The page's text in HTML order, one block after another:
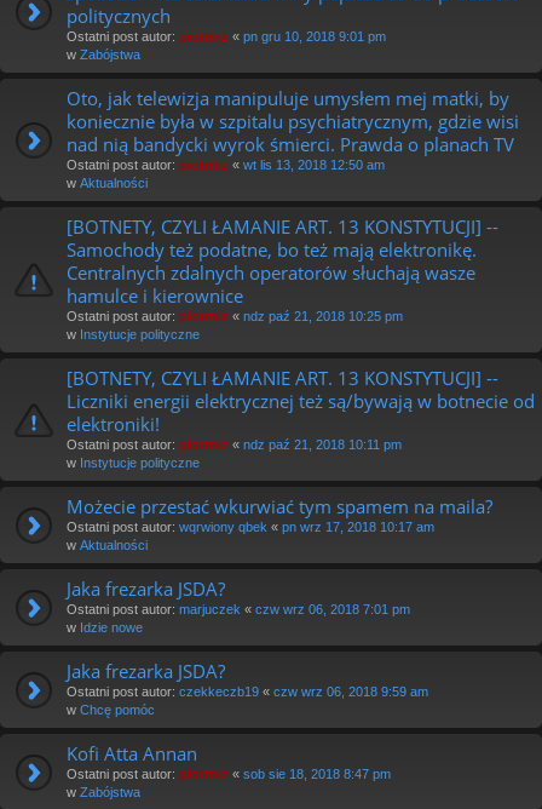
politycznych
Ostatni post autor: piotrniz « pn gru 10, 2018 9:01 pm
w Zabójstwa
Oto, jak telewizja manipuluje umysłem mej matki, by
koniecznie była w szpitalu psychiatrycznym, gdzie wisi
nad nią bandycki wyrok śmierci. Prawda o planach TV
Ostatni post autor: piotrniz « wt lis 13, 2018 12:50 am
w Aktualności
[BOTNETY, CZYLI ŁAMANIE ART. 13 KONSTYTUCJI] --
Samochody też podatne, bo też mają elektronikę.
Centralnych zdalnych operatorów słuchają wasze
hamulce i kierownice
Ostatni post autor: piotrniz « ndz paź 21, 2018 10:25 pm
w Instytucje polityczne
[BOTNETY, CZYLI ŁAMANIE ART. 13 KONSTYTUCJI] --
Liczniki energii elektrycznej też są/bywają w botnecie od
elektroniki!
Ostatni post autor: piotrniz « ndz paź 21, 2018 10:11 pm
w Instytucje polityczne
Możecie przestać wkurwiać tym spamem na maila?
Ostatni post autor: wqrwiony qbek « pn wrz 17, 2018 10:17 am
w Aktualności
Jaka frezarka JSDA?
Ostatni post autor: marjuczek « czw wrz 06, 2018 7:01 pm
w Idzie nowe
Jaka frezarka JSDA?
Ostatni post autor: czekkeczb19 « czw wrz 06, 2018 9:59 am
w Chcę pomóc
Kofi Atta Annan
Ostatni post autor: piotrniz « sob sie 18, 2018 8:47 pm
w Zabójstwa